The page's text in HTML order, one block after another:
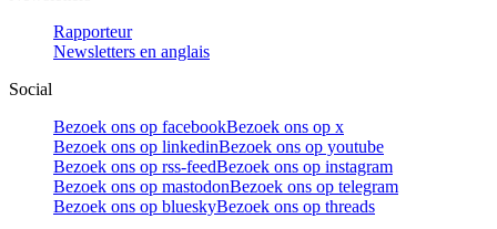
Rapporteur
Newsletters en anglais
Social
Bezoek ons op facebookBezoek ons op x
Bezoek ons op linkedinBezoek ons op youtube
Bezoek ons op rss-feedBezoek ons op instagram
Bezoek ons op mastodonBezoek ons op telegram
Bezoek ons op blueskyBezoek ons op threads